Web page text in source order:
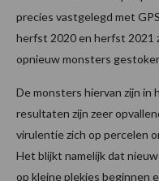
precies vastgelegd met
herfst 2020 en herfst 2021
opnieuw monsters
De monsters hiervan zijn
resultaten zijn zeer
virulentie zich op percelen
Het blijkt namelijk dat
op kleine plekjes beginnen